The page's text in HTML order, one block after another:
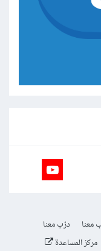
معنا
درّب معنا
مركز المساعدة